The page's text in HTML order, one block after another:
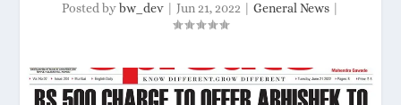
Posted bybw_dev Jun 21, 2022 General News